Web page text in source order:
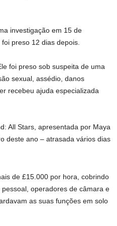
investigação em 15 de
preso 12 dias depois.
foi preso sob suspeita de uma
sexual, assédio, danos
recebeu ajuda especializada
All Stars, apresentada por Maya
deste ano – atrasada vários dias
de £15.000 por hora, cobrindo
operadores de câmara e
as suas funções em solo